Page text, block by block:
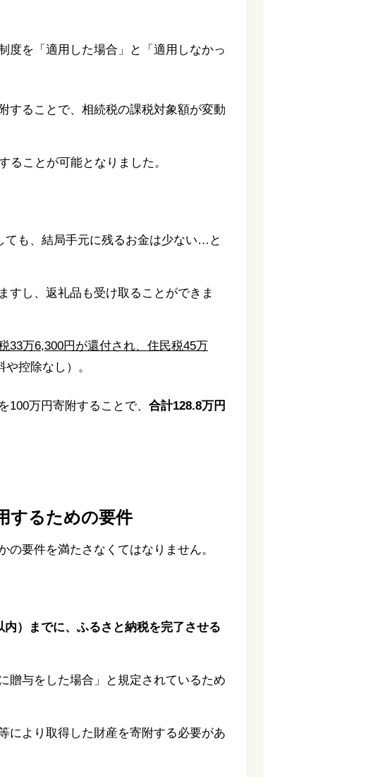
度を「適用した場合」と「適用しなかっ
することで、相続税の課税対象額が変動
ることが可能となりました。
ても、結局手元に残るお金は少ない…と
すし、返礼品も受け取ることができま
33万6,300円が還付され、住民税45万
控除なし）。
万円寄附することで、 合計128.8万円
するための要件
要件を満たさなくてはなりません。
）までに、ふるさと納税を完了させる
贈与をした場合」と規定されているため
により取得した財産を寄附する必要があ